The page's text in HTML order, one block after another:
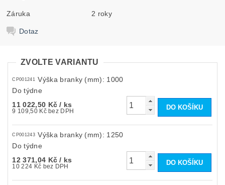
Záruka 2 roky
Dotaz
ZVOLTE VARIANTU
CP001241
Výška branky (mm): 1000
Do týdne
11 022,50 Kč/ ks
9 109,50 Kč bez DPH
CP001243 Výška branky (mm): 1250
Do týdne
12 371,04 Kč/ ks
10 224 Kč bez DPH